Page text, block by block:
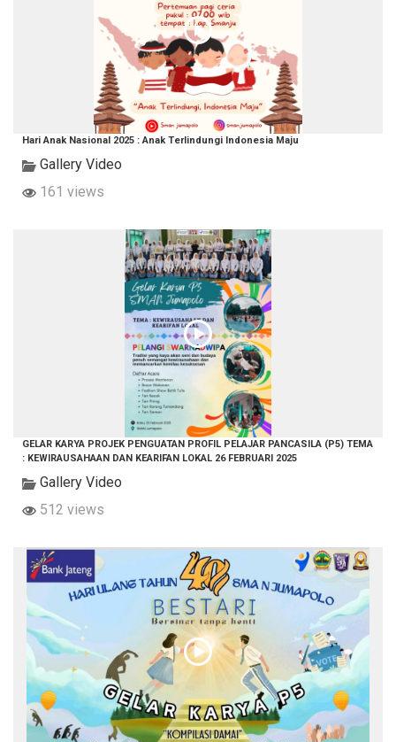
Hari Anak Nasional 2025 : Anak Terlindungi Indonesia Maju
Gallery Video
161 views
GELAR KARYA PROJEK PENGUATAN PROFIL PELAJAR PANCASILA (P5) TEMA
: KEWIRAUSAHAAN DAN KEARIFAN LOKAL 26 FEBRUARI 2025
Gallery Video
512 views